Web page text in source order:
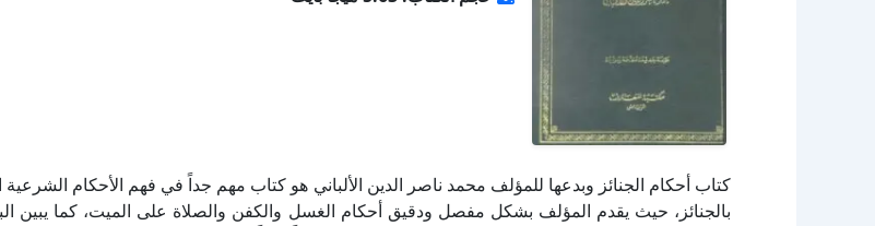
كتاب أحكام الجنائز وبدعها للمؤلف محمد ناصر الدين الألباني هو كتاب مهم جداً في فهم الأحكام الشرعية
بالجنائز، حيث يقدم المؤلف بشكل مفصل ودقيق أحكام الغسل والكفن والصلاة على الميت، كما يبين